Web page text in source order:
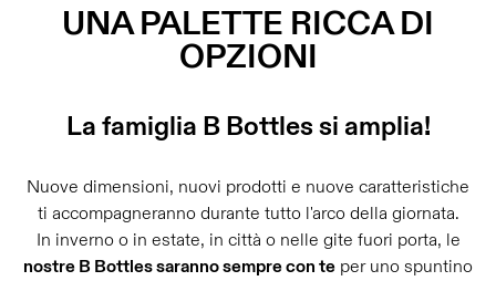
UNA PALETTE RICCA DI
OPZIONI
La famiglia B Bottles si amplia!
Nuove dimensioni, nuovi prodotti e nuove caratteristiche
ti accompagneranno durante tutto l'arco della giornata.
In inverno o in estate, in città o nelle gite fuori porta, le
nostre B Bottles saranno sempre con te per uno spuntino